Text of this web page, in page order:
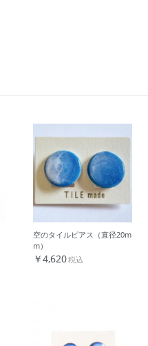
空のタイルピアス（直径20m
m）
￥4,620税込